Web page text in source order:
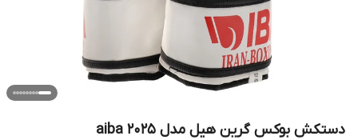
دستکش بوکس گرین هیل مدل aiba 2025